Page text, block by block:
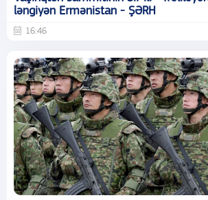
ləngiyən Ermənistan - ŞƏRH
16:46